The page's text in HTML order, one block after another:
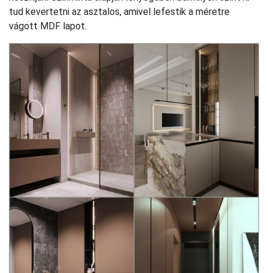
tud kevertetni az asztalos, amivel lefestik a méretre
vágott MDF lapot.